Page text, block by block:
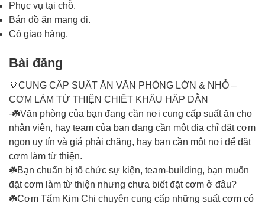
Phục vụ tại chỗ.
Bán đồ ăn mang đi.
Có giao hàng.
Bài đăng
🎈CUNG CẤP SUẤT ĂN VĂN PHÒNG LỚN & NHỎ –
CƠM LÀM TỪ THIỆN CHIẾT KHẤU HẤP DẪN
-☘️Văn phòng của bạn đang cần nơi cung cấp suất ăn cho
nhân viên, hay team của bạn đang cần một địa chỉ đặt cơm
ngon uy tín và giá phải chăng, hay bạn cần một nơi để đặt
cơm làm từ thiện.
☘️Bạn chuẩn bị tổ chức sự kiện, team-building, bạn muốn
đặt cơm làm từ thiện nhưng chưa biết đặt cơm ở đâu?
☘️Cơm Tấm Kim Chi chuyên cung cấp những suất cơm có